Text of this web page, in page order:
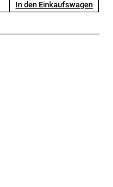
In den Einkaufswagen